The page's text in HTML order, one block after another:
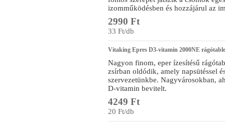
izomműködésben és hozzájárul az
2990 Ft
33 Ft/db
Vitaking Epres D3-vitamin 2000NE
Nagyon finom, eper ízesítésű
zsírban oldódik, amely napsütéssel
szervezetünkbe. Nagyvárosokban,
D-vitamin bevitelt.
4249 Ft
20 Ft/db